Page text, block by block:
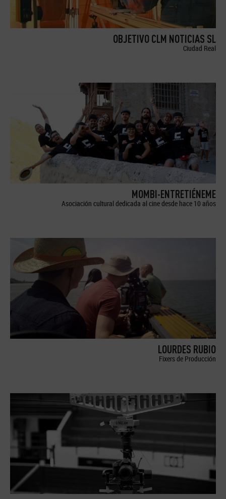
OBJETIVO CLM NOTICIAS SL
Ciudad Real
MOMBI-ENTRETIÉNEME
Asociación cultural dedicada al cine desde hace 10 años
LOURDES RUBIO
Fixers de Producción